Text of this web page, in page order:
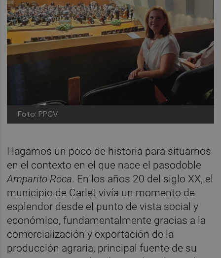
Foto: PPCV
Hagamos un poco de historia para situarnos
en el contexto en el que nace el pasodoble
Amparito Roca. En los años 20 del siglo XX, el
municipio de Carlet vivía un momento de
esplendor desde el punto de vista social y
económico, fundamentalmente gracias a la
comercialización y exportación de la
producción agraria, principal fuente de su